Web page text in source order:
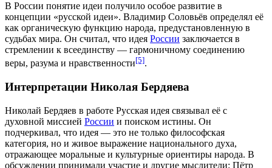
В России понятие идеи получило особое развитие в
концепции «русской идеи». Владимир Соловьёв определял её
как органическую функцию народа, предустановленную в
судьбах мира. Он считал, что идея России заключается в
стремлении к всеединству — гармоничному соединению
веры, разума и нравственности[5].
Интерпретации Николая Бердяева
Николай Бердяев в работе Русская идея связывал её с
духовной миссией России и поиском истины. Он
подчеркивал, что идея — это не только философская
категория, но и живое выражение национального духа,
отражающее моральные и культурные ориентиры народа. В
обсуждении принимали участие и другие мыслители: Пётр